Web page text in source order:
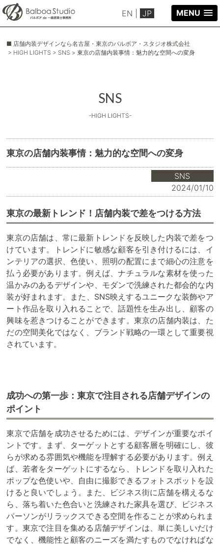
EN JP MENU
■ 店舗内装デザインなら名古屋・東京のバルボア・スタジオ株式会社
> HIGH LIGHTS > SNS > 東京の店舗内装事情：魅力的な空間への変身
SNS
-HIGH LIGHTS-
東京の店舗内装事情：魅力的な空間への変身
SNS
2024/01/10
東京の最新トレンド！店舗内装で差をつける方法
東京の店舗は、常に最新トレンドを反映した内装で差をつ
けています。トレンドに敏感な顧客を引き付けるには、イ
ンテリアの選択、色使い、照明の配置にまで細心の注意を
払う必要があります。例えば、ナチュラルな素材を使った
温かみのあるデザインや、モダンで洗練された都会的な内
装が好まれます。また、SNS映えするユニークな装飾やア
ート作品を取り入れることで、話題性を生み出し、顧客の
興味を惹きつけることができます。東京の店舗内装は、た
だの空間美化ではなく、ブランド戦略の一環として重要視
されています。
成功への第一歩：東京で注目される店舗デザインの
ポイント
東京で店舗を成功させるためには、デザインが重要なポイ
ントです。まず、ターゲットとする顧客層を明確にし、彼
らが求める雰囲気や機能を理解する必要があります。例え
ば、若者をターゲットにするなら、トレンドを取り入れた
ポップな色使いや、自由に撮影できるフォトスポットを設
けると良いでしょう。また、ビジネス街に店舗を構えるな
ら、落ち着いた色合いと洗練された家具を選び、ビジネス
パーソンがリラックスできる空間を作ることが求められま
す。東京で注目を集める店舗デザインは、単に美しいだけ
でなく、機能性と顧客のニーズを満たすものでなければな